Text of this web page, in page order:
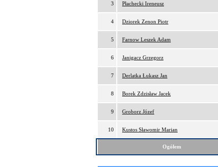
3 Płachecki Ireneusz
4 Dziorek Zenon Piotr
5 Farnow Leszek Adam
6 Janigacz Grzegorz
7 Derlatka Łukasz Jan
8 Borek Zdzisław Jacek
9 Groborz Józef
10 Kustos Sławomir Marian
Ogółem